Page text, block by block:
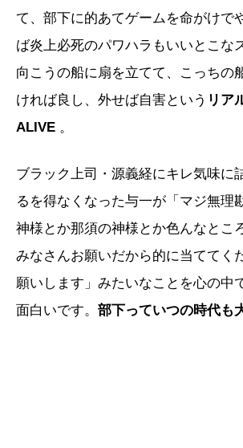
て、部下に的あてゲームを命がけで
ば炎上必死のパワハラもいいとこな
向こうの船に扇を立てて、こっちの
ければ良し、外せば自害という リア
ALIVE 。
ブラック上司・源義経にキレ気味に
るを得なくなった与一が「マジ無理
神様とか那須の神様とか色んなとこ
みなさんお願いだから的に当ててく
願いします」みたいなことを心の中
面白いです。 部下っていつの時代も